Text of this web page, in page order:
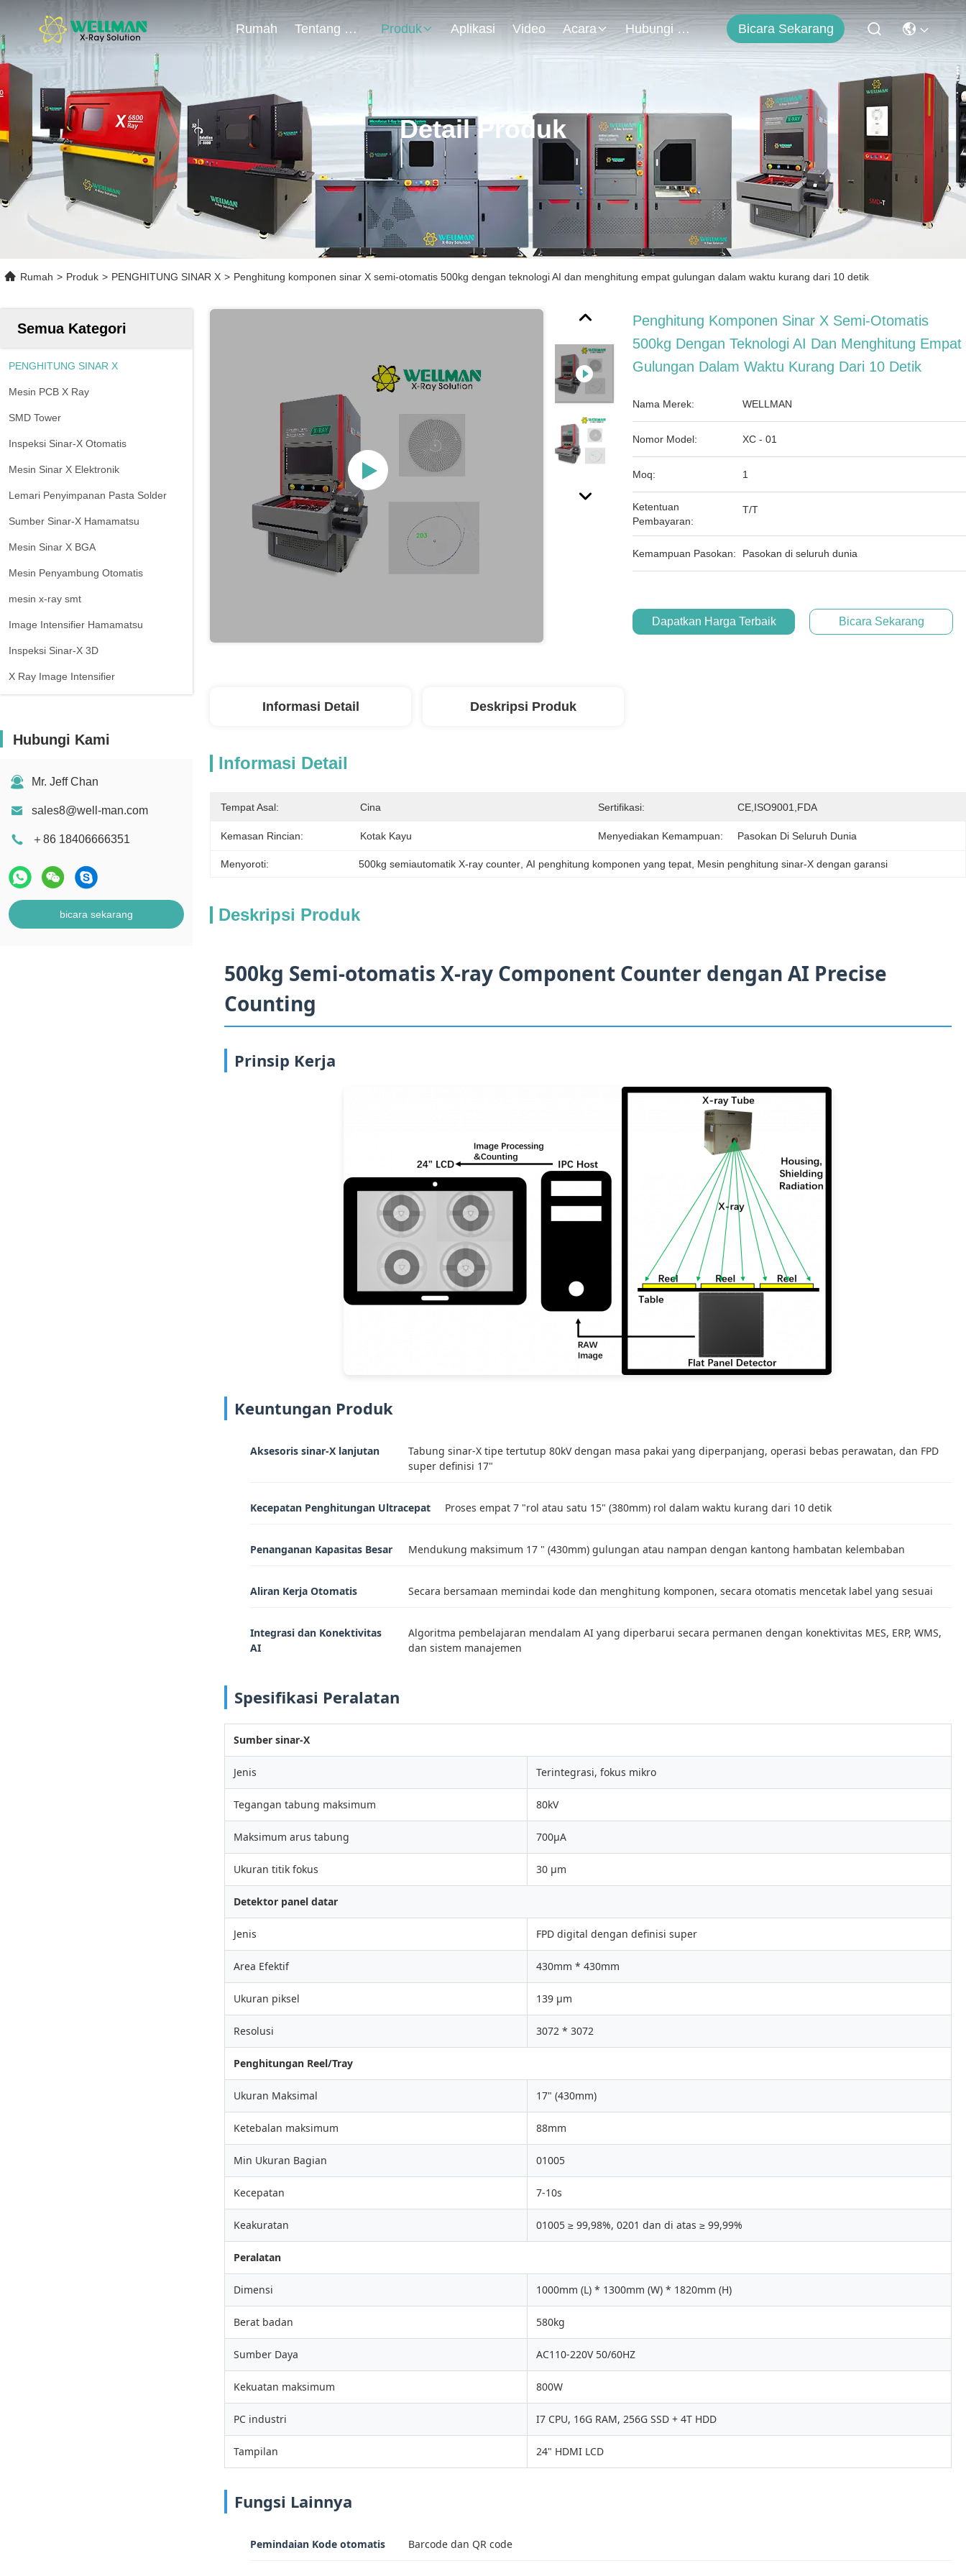
Rumah Tentang Kami Produk Aplikasi Video Acara Hubungi Kami Bicara Sekarang
Detail Produk
Rumah > Produk > PENGHITUNG SINAR X > Penghitung komponen sinar X semi-otomatis 500kg dengan teknologi AI dan menghitung empat gulungan dalam waktu kurang dari 10 detik
Semua Kategori
PENGHITUNG SINAR X
Mesin PCB X Ray
SMD Tower
Inspeksi Sinar-X Otomatis
Mesin Sinar X Elektronik
Lemari Penyimpanan Pasta Solder
Sumber Sinar-X Hamamatsu
Mesin Sinar X BGA
Mesin Penyambung Otomatis
mesin x-ray smt
Image Intensifier Hamamatsu
Inspeksi Sinar-X 3D
X Ray Image Intensifier
Hubungi Kami
Mr. Jeff Chan
sales8@well-man.com
＋86 18406666351
bicara sekarang
Penghitung Komponen Sinar X Semi-Otomatis
500kg Dengan Teknologi AI Dan Menghitung Empat
Gulungan Dalam Waktu Kurang Dari 10 Detik
Nama Merek: WELLMAN
Nomor Model: XC - 01
Moq: 1
Ketentuan
Pembayaran:
T/T
Kemampuan Pasokan: Pasokan di seluruh dunia
Dapatkan Harga Terbaik Bicara Sekarang
Informasi Detail Deskripsi Produk
Informasi Detail
Tempat Asal: Cina Sertifikasi: CE,ISO9001,FDA
Kemasan Rincian: Kotak Kayu Menyediakan Kemampuan: Pasokan Di Seluruh Dunia
Menyoroti: 500kg semiautomatik X-ray counter AI penghitung komponen yang tepat Mesin penghitung sinar-X dengan garansi
Deskripsi Produk
500kg Semi-otomatis X-ray Component Counter dengan AI Precise
Counting
Prinsip Kerja
Keuntungan Produk
Aksesoris sinar-X lanjutan
Tabung sinar-X tipe tertutup 80kV dengan masa pakai yang diperpanjang, operasi bebas perawatan, dan FPD
super definisi 17"
Kecepatan Penghitungan Ultracepat Proses empat 7 "rol atau satu 15" (380mm) rol dalam waktu kurang dari 10 detik
Penanganan Kapasitas Besar Mendukung maksimum 17 " (430mm) gulungan atau nampan dengan kantong hambatan kelembaban
Aliran Kerja Otomatis Secara bersamaan memindai kode dan menghitung komponen, secara otomatis mencetak label yang sesuai
Integrasi dan Konektivitas
AI
Algoritma pembelajaran mendalam AI yang diperbarui secara permanen dengan konektivitas MES, ERP, WMS,
dan sistem manajemen
Spesifikasi Peralatan
Sumber sinar-X
Jenis Terintegrasi, fokus mikro
Tegangan tabung maksimum 80kV
Maksimum arus tabung 700μA
Ukuran titik fokus 30 μm
Detektor panel datar
Jenis FPD digital dengan definisi super
Area Efektif 430mm * 430mm
Ukuran piksel 139 μm
Resolusi 3072 * 3072
Penghitungan Reel/Tray
Ukuran Maksimal 17" (430mm)
Ketebalan maksimum 88mm
Min Ukuran Bagian 01005
Kecepatan 7-10s
Keakuratan 01005 ≥ 99,98%, 0201 dan di atas ≥ 99,99%
Peralatan
Dimensi 1000mm (L) * 1300mm (W) * 1820mm (H)
Berat badan 580kg
Sumber Daya AC110-220V 50/60HZ
Kekuatan maksimum 800W
PC industri I7 CPU, 16G RAM, 256G SSD + 4T HDD
Tampilan 24" HDMI LCD
Fungsi Lainnya
Pemindaian Kode otomatis Barcode dan QR code